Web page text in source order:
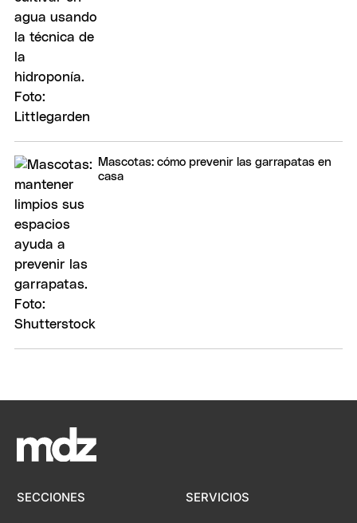
Mascotas: cómo prevenir las garrapatas en
casa
SECCIONES SERVICIOS